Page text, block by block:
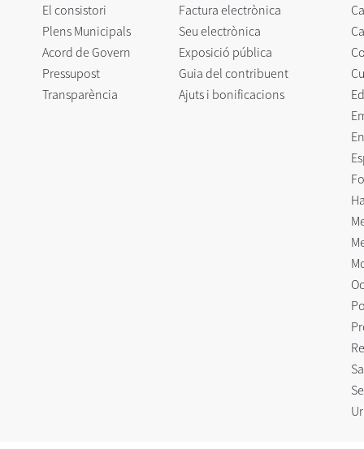
El consistori
Plens Municipals
Acord de Govern
Pressupost
Transparència
Factura electrònica
Seu electrònica
Exposició pública
Guia del contribuent
Ajuts i bonificacions